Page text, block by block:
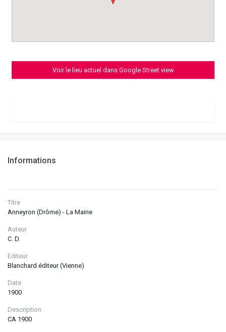
Informations
Titre
Anneyron (Drôme) - La Mairie
Auteur
C. D.
Editeur
Blanchard éditeur (Vienne)
Date
1900
Description
CA 1900
Voir le lieu actuel dans Google Street view